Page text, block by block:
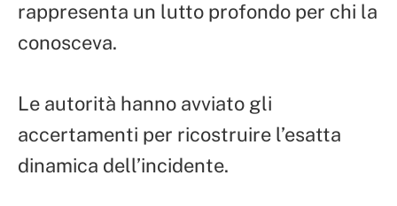
rappresenta un lutto profondo per chi la
conosceva.
Le autorità hanno avviato gli
accertamenti per ricostruire l’esatta
dinamica dell’incidente.